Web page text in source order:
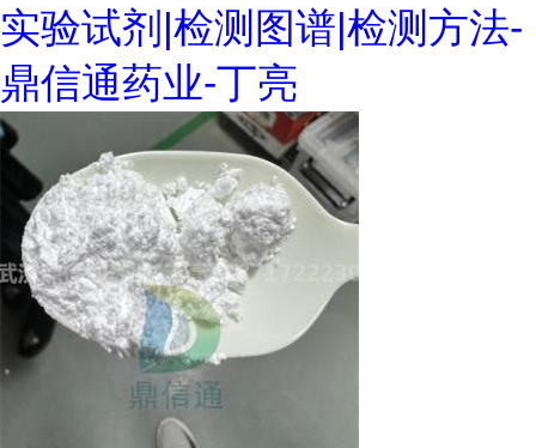
实验试剂|检测图谱|检测方法-
鼎信通药业-丁亮